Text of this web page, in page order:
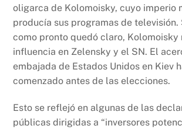
oligarca de Kolomoisky, cuyo imperio
producía sus programas de televisión.
como pronto quedó claro, Kolomoisky
influencia en Zelensky y el SN. El
embajada de Estados Unidos en Kiev
comenzado antes de las elecciones.
Esto se reflejó en algunas de las
públicas dirigidas a “inversores